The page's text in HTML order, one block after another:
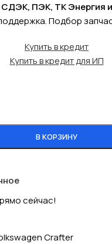
ПЭК, ТК Энергия
Подбор
Купить в кредит
Купить в кредит для ИП
В КОРЗИНУ
сейчас!
Crafter